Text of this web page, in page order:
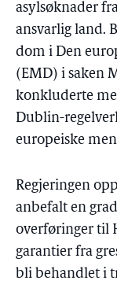
asylsøknader
ansvarlig land.
dom i Den
(EMD) i saken
konkluderte
Dublin-
europeiske
Regjeringen
anbefalt en
overføringer til
garantier fra
bli behandlet i